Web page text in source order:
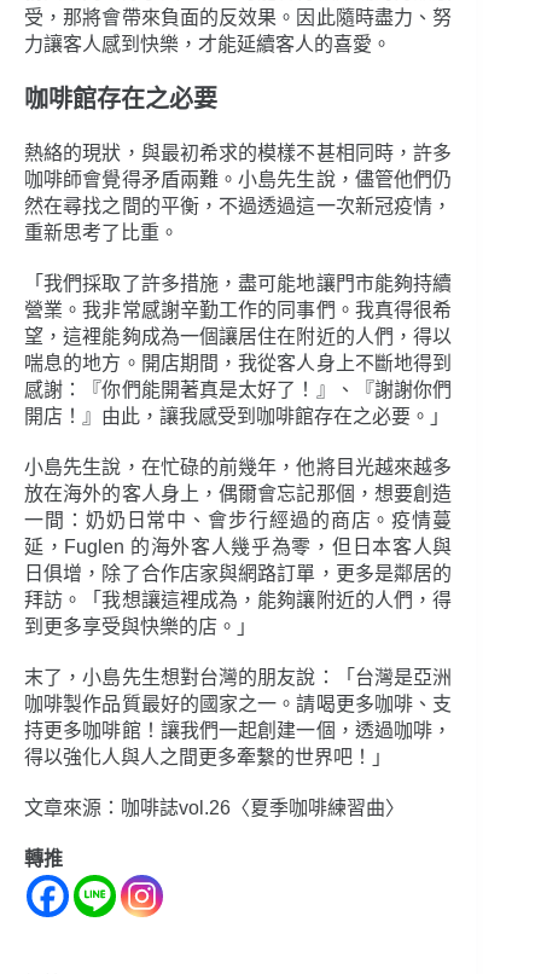
受，那將會帶來負面的反效果。因此隨時盡力、努
力讓客人感到快樂，才能延續客人的喜愛。
咖啡館存在之必要
熱絡的現狀，與最初希求的模樣不甚相同時，許多
咖啡師會覺得矛盾兩難。小島先生說，儘管他們仍
然在尋找之間的平衡，不過透過這一次新冠疫情，
重新思考了比重。
「我們採取了許多措施，盡可能地讓門市能夠持續
營業。我非常感謝辛勤工作的同事們。我真得很希
望，這裡能夠成為一個讓居住在附近的人們，得以
喘息的地方。開店期間，我從客人身上不斷地得到
感謝：『你們能開著真是太好了！』、『謝謝你們
開店！』由此，讓我感受到咖啡館存在之必要。」
小島先生說，在忙碌的前幾年，他將目光越來越多
放在海外的客人身上，偶爾會忘記那個，想要創造
一間：奶奶日常中、會步行經過的商店。疫情蔓
延，Fuglen 的海外客人幾乎為零，但日本客人與
日俱增，除了合作店家與網路訂單，更多是鄰居的
拜訪。「我想讓這裡成為，能夠讓附近的人們，得
到更多享受與快樂的店。」
末了，小島先生想對台灣的朋友說：「台灣是亞洲
咖啡製作品質最好的國家之一。請喝更多咖啡、支
持更多咖啡館！讓我們一起創建一個，透過咖啡，
得以強化人與人之間更多牽繫的世界吧！」
文章來源：咖啡誌vol.26〈夏季咖啡練習曲〉
轉推